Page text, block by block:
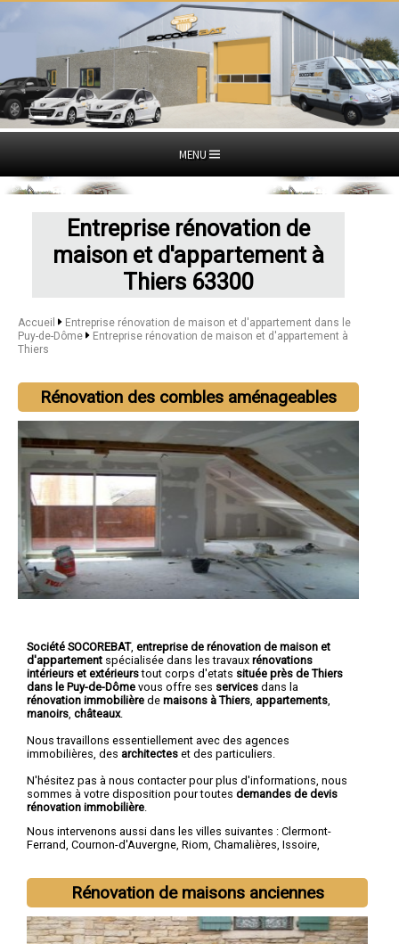
MENU
Entreprise rénovation de
maison et d'appartement à
Thiers 63300
Accueil
Entreprise rénovation de maison et d'appartement dans le
Puy-de-Dôme
Entreprise rénovation de maison et d'appartement à
Thiers
Rénovation des combles aménageables
Société SOCOREBAT, entreprise de rénovation de maison et
d'appartement spécialisée dans les travaux rénovations
intérieurs et extérieurstout corps d'etats située près de Thiers
dans le Puy-de-Dôme vous offre ses services dans la
rénovation immobilière de maisons à Thiers appartements
manoirs châteaux.
Nous travaillons essentiellement avec des agences
immobilières, des architectes et des particuliers.
N'hésitez pas à nous contacter pour plus d'informations, nous
sommes à votre disposition pour toutes demandes de devis
rénovation immobilière
Nous intervenons aussi dans les villes suivantes : Clermont-
Ferrand, Cournon-d'Auvergne, Riom, Chamalières, Issoire,
Rénovation de maisons anciennes